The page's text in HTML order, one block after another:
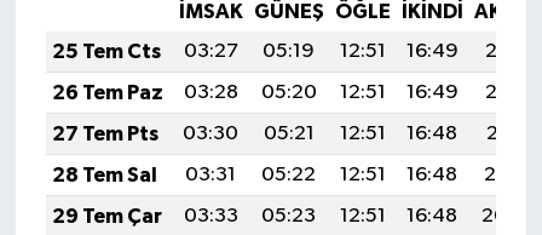
İMSAK GÜNEŞ ÖĞLE İKINDI
25 Tem Cts
03:27 05:19 12:51 16:49
20:13
26 Tem Paz
03:28 05:20 12:51 16:49
20:12
27 Tem Pts
03:30 05:21 12:51 16:48
20:11
28 Tem Sal
03:31 05:22 12:51 16:48
20:10
29 Tem Çar
03:33 05:23 12:51 16:48
20:09